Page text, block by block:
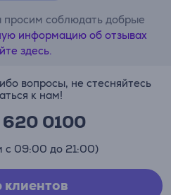
просим соблюдать добрые
информацию об отзывах
здесь.
вопросы, не стесняйтесь
к нам!
620 0100
с 09:00 до 21:00)